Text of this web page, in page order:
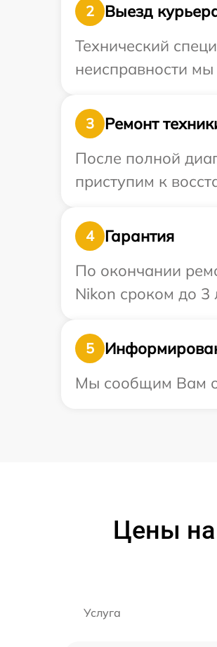
2
Выезд
Технический
неисправности мы
3
Ремонт
После полной
приступим к
4
Гарантия
По окончании
Nikon сроком до 3
5
Мы сообщим Вам о
Цены на
Услуга